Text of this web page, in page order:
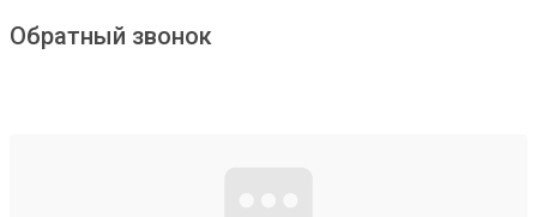
Обратный звонок